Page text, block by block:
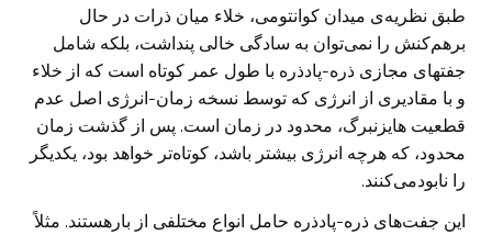
طبق نظریه‌ی میدان کوانتومی، خلاء میان ذرات در حال
برهم‌کنش را نمی‌توان به سادگی خالی پنداشت، بلکه شامل
جفتهای مجازی ذره-پادذره با طول عمر کوتاه است که از خلاء
و با مقادیری از انرژی که توسط نسخه زمان-انرژی اصل عدم
قطعیت هایزنبرگ، محدود در زمان است. پس از گذشت زمان
محدود، که هرچه انرژی بیشتر باشد، کوتاه‌تر خواهد بود، یکدیگر
را نابودمی‌کنند.
این جفت‌های ذره-پادذره حامل انواع مختلفی از بارهستند. مثلاً